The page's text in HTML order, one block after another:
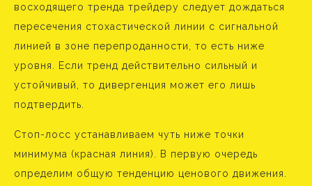
восходящего тренда трейдеру следует дождаться
пересечения стохастической линии с сигнальной
линией в зоне перепроданности, то есть ниже
уровня. Если тренд действительно сильный и
устойчивый, то дивергенция может его лишь
подтвердить.
Стоп-лосс устанавливаем чуть ниже точки
минимума (красная линия). В первую очередь
определим общую тенденцию ценового движения.